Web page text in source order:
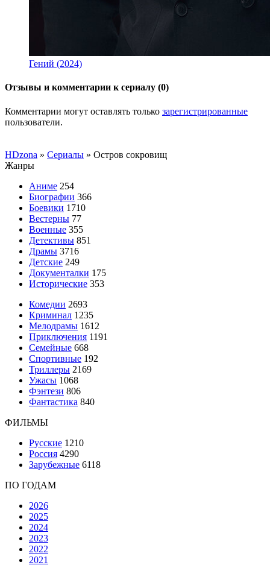
Гений (2024)
Отзывы и комментарии к сериалу (0)
Комментарии могут оставлять только зарегистрированные
пользователи.
HDzona » Сериалы » Остров сокровищ
Жанры
Аниме 254
Биографии 366
Боевики 1710
Вестерны 77
Военные 355
Детективы 851
Драмы 3716
Детские 249
Документалки 175
Исторические 353
Комедии 2693
Криминал 1235
Мелодрамы 1612
Приключения 1191
Семейные 668
Спортивные 192
Триллеры 2169
Ужасы 1068
Фэнтези 806
Фантастика 840
ФИЛЬМЫ
Русские 1210
Россия 4290
Зарубежные 6118
ПО ГОДАМ
2026
2025
2024
2023
2022
2021